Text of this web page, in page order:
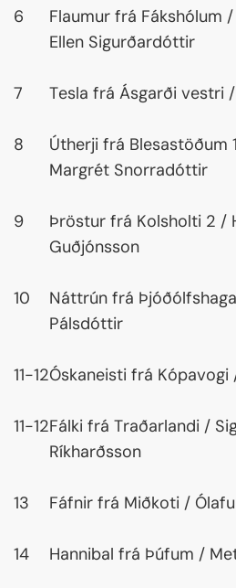
6
Flaumur frá Fákshólum
Ellen Sigurðardóttir
7 Tesla frá Ásgarði vestri
8
Útherji frá Blesastöðum
Margrét Snorradóttir
9
Þröstur frá Kolsholti 2 /
Guðjónsson
10
Náttrún frá
Pálsdóttir
11-12Óskaneisti frá Kópavogi
11-12Fálki frá Traðarlandi /
Ríkharðsson
13 Fáfnir frá Miðkoti /
14 Hannibal frá Þúfum /